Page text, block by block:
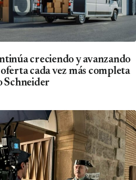
creciendo y avanzando
cada vez más completa
Schneider